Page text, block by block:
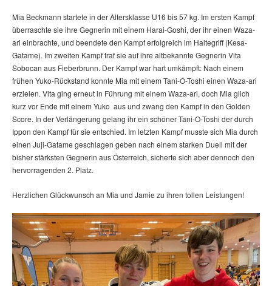
Mia Beckmann startete in der Altersklasse U16 bis 57 kg. Im ersten Kampf
überraschte sie ihre Gegnerin mit einem Harai-Goshi, der ihr einen Waza-
ari einbrachte, und beendete den Kampf erfolgreich im Haltegriff (Kesa-
Gatame). Im zweiten Kampf traf sie auf ihre altbekannte Gegnerin Vita
Sobocan aus Fieberbrunn. Der Kampf war hart umkämpft: Nach einem
frühen Yuko-Rückstand konnte Mia mit einem Tani-O-Toshi einen Waza-ari
erzielen. Vita ging erneut in Führung mit einem Waza-ari, doch Mia glich
kurz vor Ende mit einem Yuko aus und zwang den Kampf in den Golden
Score. In der Verlängerung gelang ihr ein schöner Tani-O-Toshi der durch
Ippon den Kampf für sie entschied. Im letzten Kampf musste sich Mia durch
einen Juji-Gatame geschlagen geben nach einem starken Duell mit der
bisher stärksten Gegnerin aus Österreich, sicherte sich aber dennoch den
hervorragenden 2. Platz.
Herzlichen Glückwunsch an Mia und Jamie zu ihren tollen Leistungen!